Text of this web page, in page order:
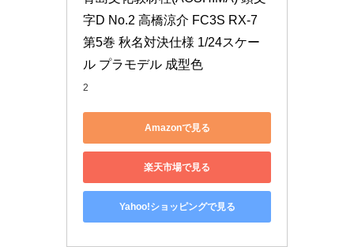
字D No.2 高橋涼介 FC3S RX-7
第5巻 秋名対決仕様 1/24スケー
ル プラモデル 成型色
2
Amazonで見る
楽天市場で見る
Yahoo!ショッピングで見る